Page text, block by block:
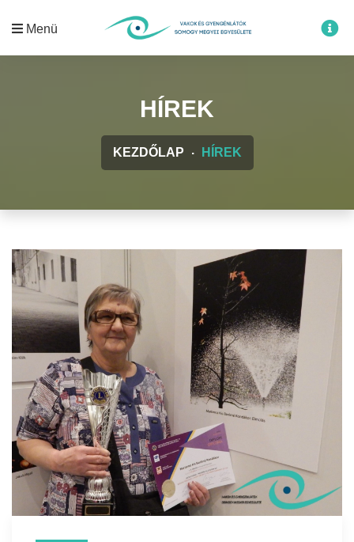
Menü
HÍREK
KEZDŐLAP HÍREK